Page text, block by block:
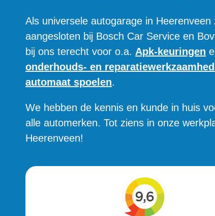
Als universele autogarage in Heerenveen
aangesloten bij Bosch Car Service en
bij ons terecht voor o.a. Apk-keuringen
onderhouds- en
automaat spoelen.
We hebben de kennis en kunde in huis
alle automerken. Tot ziens in onze
Heerenveen!